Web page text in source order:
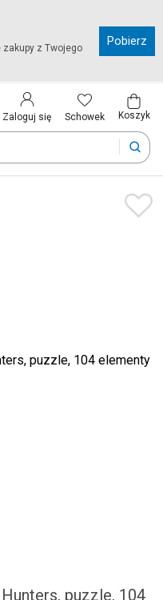
z Twojego
Pobierz
Zaloguj się Schowek Koszyk
teren wybranego kraju.
puzzle, 104